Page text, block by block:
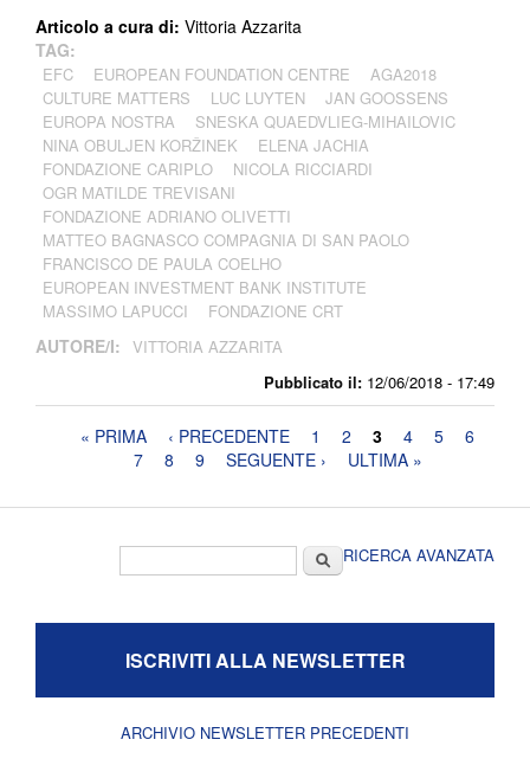
Pubblicato il: 12/06/2018 - 17:49
Articolo a cura di: Vittoria Azzarita
TAG:
EFC EUROPEAN FOUNDATION CENTRE
AGA2018
CULTURE MATTERS
LUC LUYTEN
JAN GOOSSENS
EUROPA NOSTRA
SNESKA QUAEDVLIEG-MIHAILOVIC
NINA OBULJEN KORŽINEK
ELENA JACHIA
FONDAZIONE CARIPLO
NICOLA RICCIARDI
OGR MATILDE TREVISANI
FONDAZIONE ADRIANO OLIVETTI
MATTEO BAGNASCO COMPAGNIA DI SAN PAOLO
FRANCISCO DE PAULA COELHO
EUROPEAN INVESTMENT BANK INSTITUTE
MASSIMO LAPUCCI
FONDAZIONE CRT
AUTORE/I: VITTORIA AZZARITA
Pagine« PRIMA ‹ PRECEDENTE 1 2 3 4 5
6
7
8 9 SEGUENTE › ULTIMA »
CercaRICERCA AVANZATA
ISCRIVITI ALLA NEWSLETTER
ARCHIVIO NEWSLETTER PRECEDENTI